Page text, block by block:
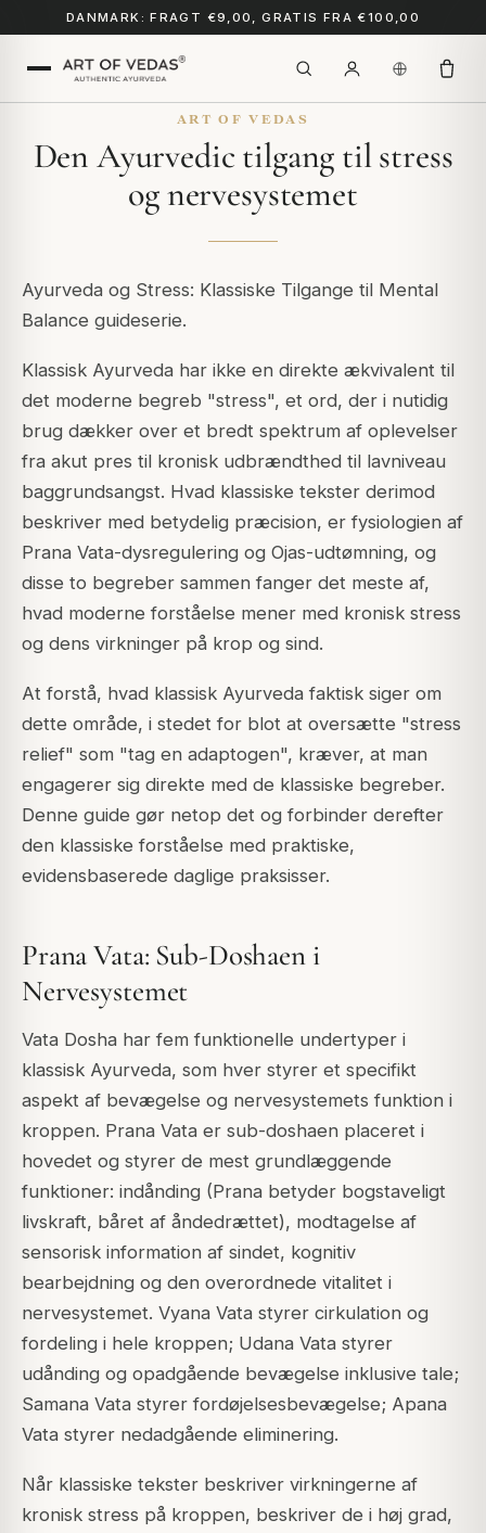
DANMARK: FRAGT €9,00, GRATIS FRA €100,00
ART OF VEDAS
Den Ayurvedic tilgang til stress
og nervesystemet
Ayurveda og Stress: Klassiske Tilgange til Mental
Balance guideserie.
Klassisk Ayurveda har ikke en direkte ækvivalent til
det moderne begreb "stress", et ord, der i nutidig
brug dækker over et bredt spektrum af oplevelser
fra akut pres til kronisk udbrændthed til lavniveau
baggrundsangst. Hvad klassiske tekster derimod
beskriver med betydelig præcision, er fysiologien af
Prana Vata-dysregulering og Ojas-udtømning, og
disse to begreber sammen fanger det meste af,
hvad moderne forståelse mener med kronisk stress
og dens virkninger på krop og sind.
At forstå, hvad klassisk Ayurveda faktisk siger om
dette område, i stedet for blot at oversætte "stress
relief" som "tag en adaptogen", kræver, at man
engagerer sig direkte med de klassiske begreber.
Denne guide gør netop det og forbinder derefter
den klassiske forståelse med praktiske,
evidensbaserede daglige praksisser.
Prana Vata: Sub-Doshaen i
Nervesystemet
Vata Dosha har fem funktionelle undertyper i
klassisk Ayurveda, som hver styrer et specifikt
aspekt af bevægelse og nervesystemets funktion i
kroppen. Prana Vata er sub-doshaen placeret i
hovedet og styrer de mest grundlæggende
funktioner: indånding (Prana betyder bogstaveligt
livskraft, båret af åndedrættet), modtagelse af
sensorisk information af sindet, kognitiv
bearbejdning og den overordnede vitalitet i
nervesystemet. Vyana Vata styrer cirkulation og
fordeling i hele kroppen; Udana Vata styrer
udånding og opadgående bevægelse inklusive tale;
Samana Vata styrer fordøjelsesbevægelse; Apana
Vata styrer nedadgående eliminering.
Når klassiske tekster beskriver virkningerne af
kronisk stress på kroppen, beskriver de i høj grad,